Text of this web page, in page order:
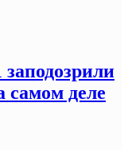
самом деле